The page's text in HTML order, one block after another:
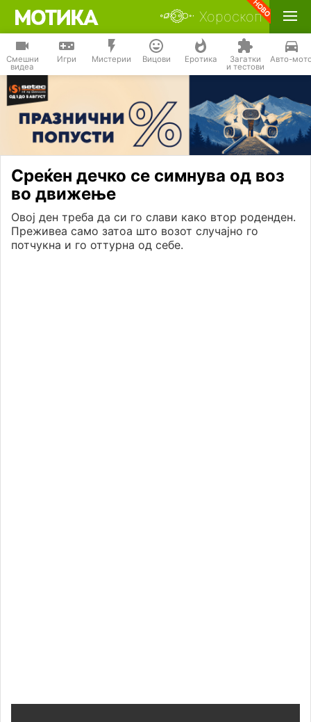
Хороскоп
Смешни
видеа
Игри Мистерии Вицови Еротика Загатки
и тестови
Авто-
Среќен дечко се симнува од воз
во движење
Овој ден треба да си го слави како втор роденден.
Преживеа само затоа што возот случајно го
потчукна и го оттурна од себе.